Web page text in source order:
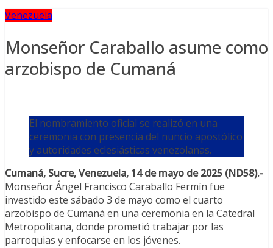
Venezuela
Monseñor Caraballo asume como
arzobispo de Cumaná
El nombramiento oficial se realizó en una
ceremonia con presencia del nuncio apostólico
y autoridades eclesiásticas venezolanas.
Cumaná, Sucre, Venezuela, 14 de mayo de 2025 (ND58).-
Monseñor Ángel Francisco Caraballo Fermín fue
investido este sábado 3 de mayo como el cuarto
arzobispo de Cumaná en una ceremonia en la Catedral
Metropolitana, donde prometió trabajar por las
parroquias y enfocarse en los jóvenes.